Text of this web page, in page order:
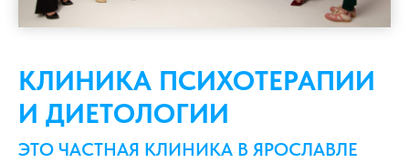
КЛИНИКА ПСИХОТЕРАПИИ
И ДИЕТОЛОГИИ
ЭТО ЧАСТНАЯ КЛИНИКА В ЯРОСЛАВЛЕ